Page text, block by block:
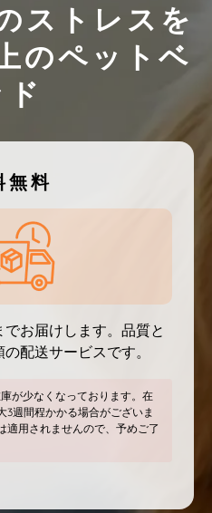
ストレスを
のペットベ
ド
無料
お届けします。品質と
配送サービスです。
が少なくなっております。在
3週間程かかる場合がございま
適用されませんので、予めご了